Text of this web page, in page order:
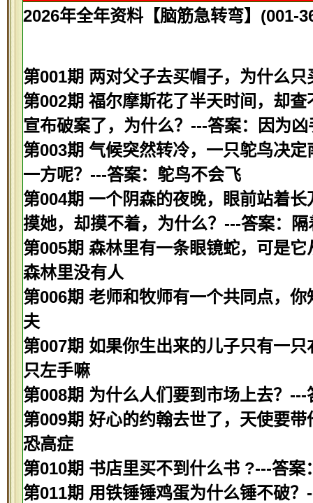
2026年全年资料【脑筋急转弯】(001-
第001期 两对父子去买帽子，为什么
第002期 福尔摩斯花了半天时间，却
宣布破案了，为什么？---答案：因为凶
第003期 气候突然转冷，一只鸵鸟决
一方呢？---答案：鸵鸟不会飞
第004期 一个阴森的夜晚，眼前站着
摸她，却摸不着，为什么？---答案：隔
第005期 森林里有一条眼镜蛇，可是
森林里没有人
第006期 老师和牧师有一个共同点，
夫
第007期 如果你生出来的儿子只有一
只左手嘛
第008期 为什么人们要到市场上去？
第009期 好心的约翰去世了，天使要
恐高症
第010期 书店里买不到什么书 ?---答案
第011期 用铁锤锤鸡蛋为什么锤不破